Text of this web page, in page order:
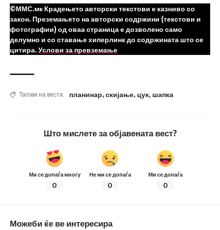
©ММС.мк Крадењето авторски текстови е казниво со
закон. Преземањето на авторски содржини (текстови и
фотографии) од оваа страница е дозволено само
делумно и со ставање хиперлинк до содржината што се
цитира. Услови за превземање
Тагови на веста: планинар, скијање, цук, шапка
Што мислете за објавената вест?
Ми се допаѓа многу
0
Не ми се допаѓа
0
Ми се допаѓа
0
Можеби ќе ве интересира